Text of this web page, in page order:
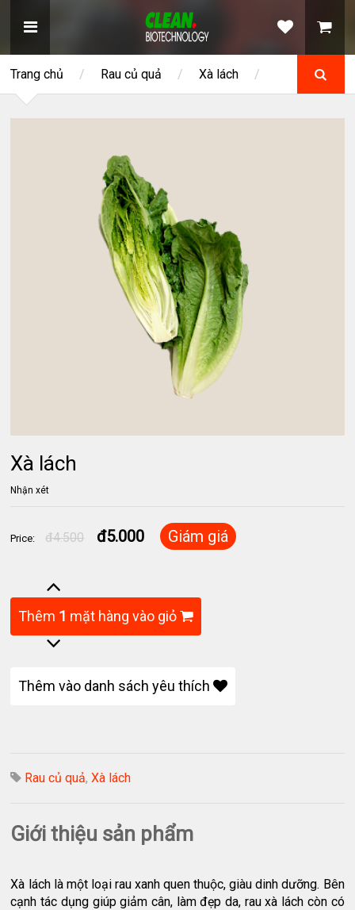
Trang chủ / Rau củ quả / Xà lách /
Xà lách
Nhận xét
Price: đ4.500 đ5.000 Giám giá
Thêm 1 mặt hàng vào giỏ
Thêm vào danh sách yêu thích
Rau củ quả, Xà lách
Giới thiệu sản phẩm
Xà lách là một loại rau xanh quen thuộc, giàu dinh dưỡng. Bên
cạnh tác dụng giúp giảm cân, làm đẹp da, rau xà lách còn có